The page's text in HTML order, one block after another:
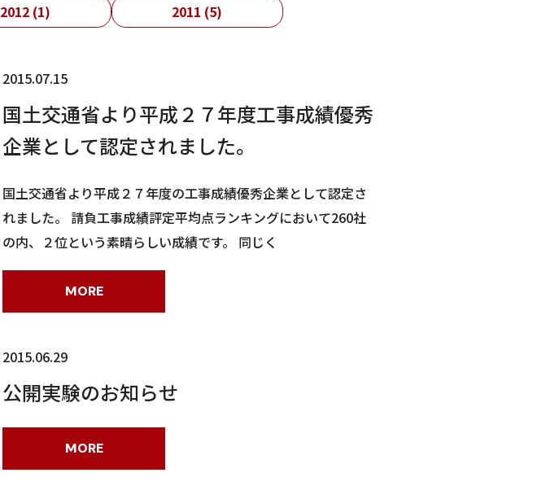
2012 (1) 2011 (5)
2015.07.15
国土交通省より平成２７年度工事成績優秀
企業として認定されました。
国土交通省より平成２７年度の工事成績優秀企業として認定さ
れました。 請負工事成績評定平均点ランキングにおいて260社
の内、２位という素晴らしい成績です。 同じく
MORE
2015.06.29
公開実験のお知らせ
MORE